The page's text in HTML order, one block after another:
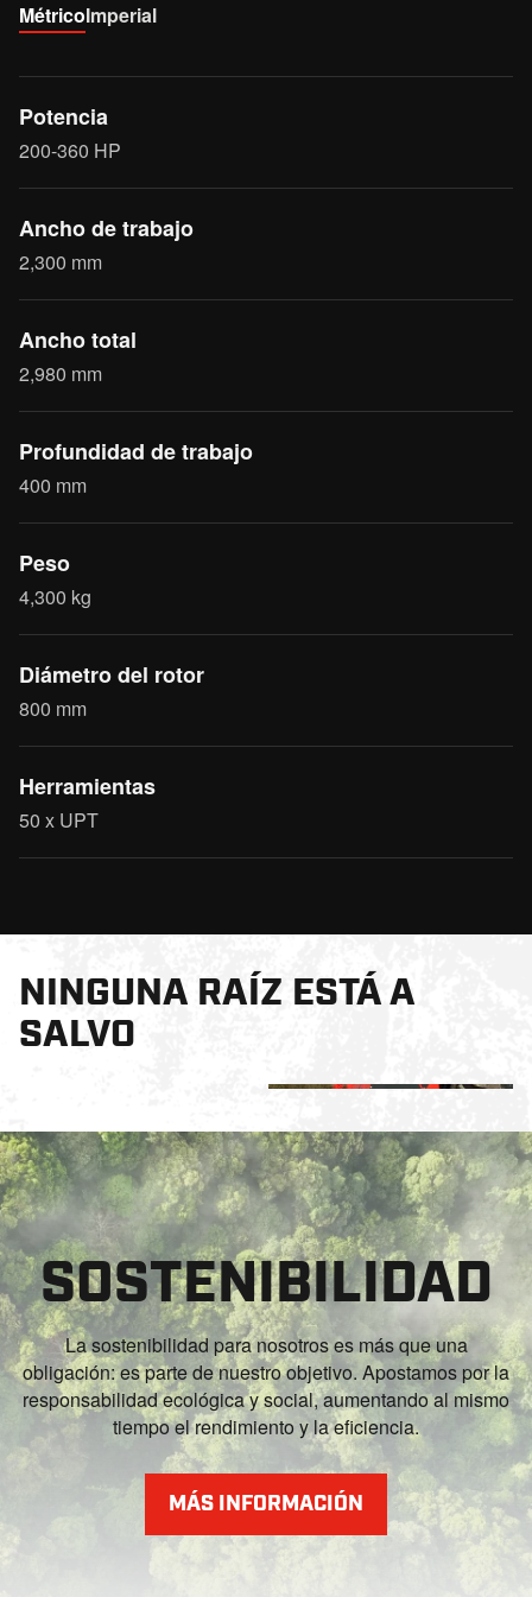
MétricoImperial
Potencia
200-360 HP
Ancho de trabajo
2,300 mm
Ancho total
2,980 mm
Profundidad de trabajo
400 mm
Peso
4,300 kg
Diámetro del rotor
800 mm
Herramientas
50 x UPT
NINGUNA RAÍZ ESTÁ A
SALVO
SOSTENIBILIDAD
La sostenibilidad para nosotros es más que una
obligación: es parte de nuestro objetivo. Apostamos por la
responsabilidad ecológica y social, aumentando al mismo
tiempo el rendimiento y la eficiencia.
MÁS INFORMACIÓN